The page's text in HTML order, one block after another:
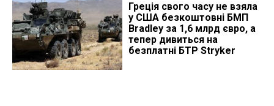
Греція свого часу не взяла
у США безкоштовні БМП
Bradley за 1,6 млрд євро, а
тепер дивиться на
безплатні БТР Stryker